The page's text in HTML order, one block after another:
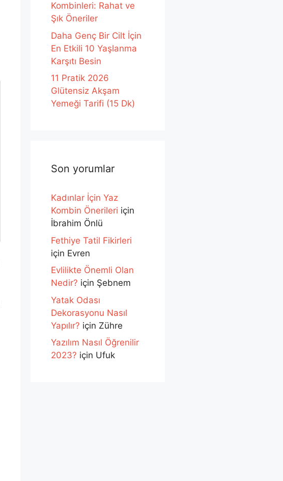
Kombinleri: Rahat ve
Şık Öneriler
Daha Genç Bir Cilt İçin
En Etkili 10 Yaşlanma
Karşıtı Besin
11 Pratik 2026
Glütensiz Akşam
Yemeği Tarifi (15 Dk)
Son yorumlar
Kadınlar İçin Yaz
Kombin Önerileri için
İbrahim Önlü
Fethiye Tatil Fikirleri
için Evren
Evlilikte Önemli Olan
Nedir? için Şebnem
Yatak Odası
Dekorasyonu Nasıl
Yapılır? için Zühre
Yazılım Nasıl Öğrenilir
2023? için Ufuk